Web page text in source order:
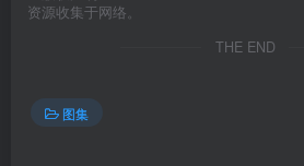
资源收集于网络。
THE END
图集